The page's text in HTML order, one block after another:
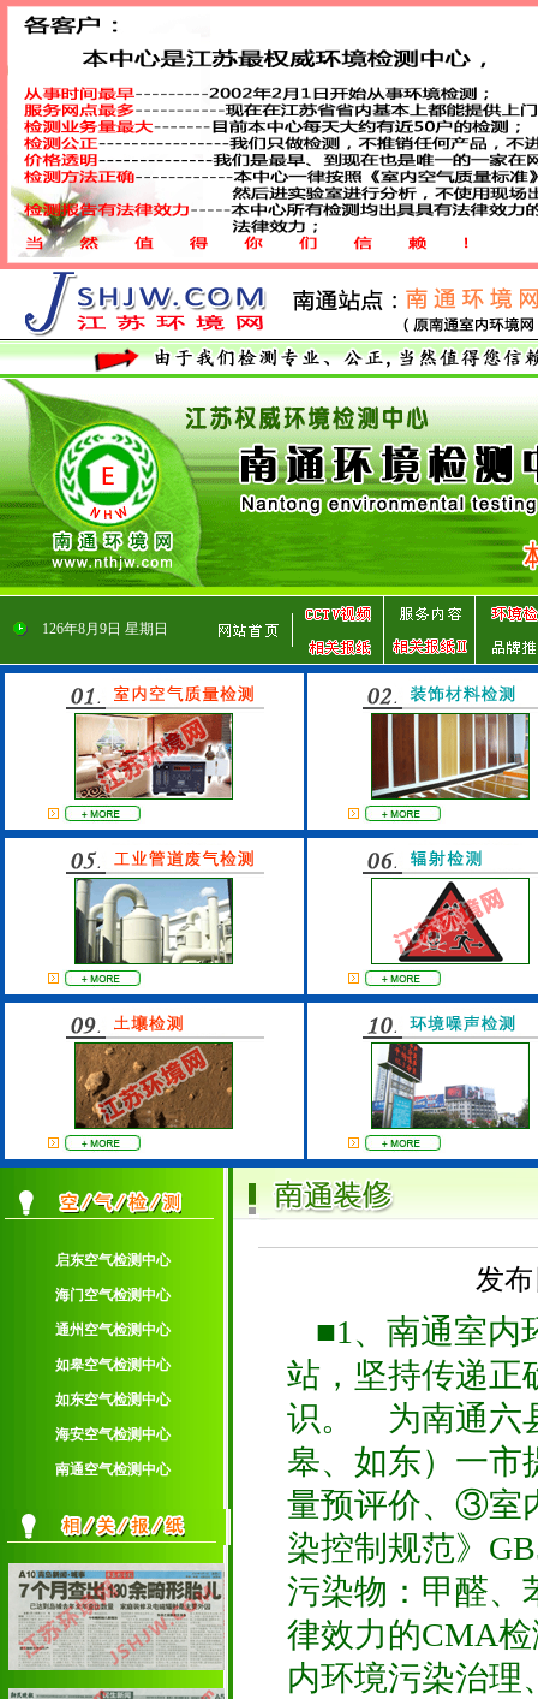
126年8月 9日 星期日
启东空气检测中心
海门空气检测中心
通州空气检测中心
如皋空气检测中心
如东空气检测中心
海安空气检测中心
南通空气检测中心
发
■1、南通室内
站，坚持传递正
识。 为南通六
皋、如东）一
量预评价、③室
染控制规范》
污染物：甲醛、
律效力的CMA
内环境污染治